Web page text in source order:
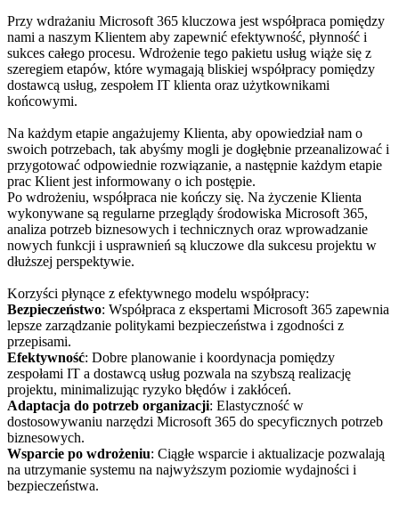
Przy wdrażaniu Microsoft 365 kluczowa jest współpraca pomiędzy
nami a naszym Klientem aby zapewnić efektywność, płynność i
sukces całego procesu. Wdrożenie tego pakietu usług wiąże się z
szeregiem etapów, które wymagają bliskiej współpracy pomiędzy
dostawcą usług, zespołem IT klienta oraz użytkownikami
końcowymi.
Na każdym etapie angażujemy Klienta, aby opowiedział nam o
swoich potrzebach, tak abyśmy mogli je dogłębnie przeanalizować i
przygotować odpowiednie rozwiązanie, a następnie każdym etapie
prac Klient jest informowany o ich postępie.
Po wdrożeniu, współpraca nie kończy się. Na życzenie Klienta
wykonywane są regularne przeglądy środowiska Microsoft 365,
analiza potrzeb biznesowych i technicznych oraz wprowadzanie
nowych funkcji i usprawnień są kluczowe dla sukcesu projektu w
dłuższej perspektywie.
Korzyści płynące z efektywnego modelu współpracy:
Bezpieczeństwo: Współpraca z ekspertami Microsoft 365 zapewnia
lepsze zarządzanie politykami bezpieczeństwa i zgodności z
przepisami.
Efektywność: Dobre planowanie i koordynacja pomiędzy
zespołami IT a dostawcą usług pozwala na szybszą realizację
projektu, minimalizując ryzyko błędów i zakłóceń.
Adaptacja do potrzeb organizacji: Elastyczność w
dostosowywaniu narzędzi Microsoft 365 do specyficznych potrzeb
biznesowych.
Wsparcie po wdrożeniu: Ciągłe wsparcie i aktualizacje pozwalają
na utrzymanie systemu na najwyższym poziomie wydajności i
bezpieczeństwa.